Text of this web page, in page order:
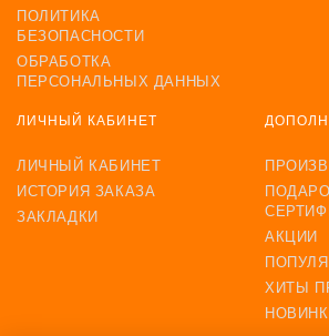
ПОЛИТИКА
БЕЗОПАСНОСТИ
ОБРАБОТКА
ПЕРСОНАЛЬНЫХ ДАННЫХ
ЛИЧНЫЙ КАБИНЕТ
ЛИЧНЫЙ КАБИНЕТ
ИСТОРИЯ ЗАКАЗА
ЗАКЛАДКИ
АКЦИИ
ХИТЫ